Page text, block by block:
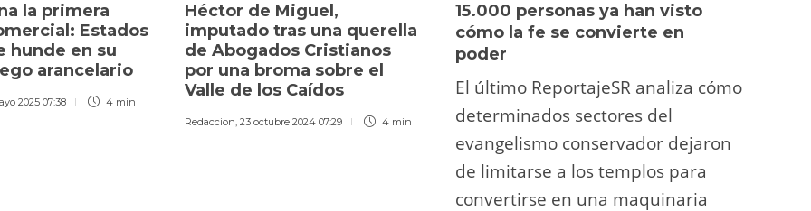
la primera
Estados
hunde en su
arancelario
2025 07:38 4 min
Héctor de Miguel,
imputado tras una querella
de Abogados Cristianos
por una broma sobre el
Valle de los Caídos
Redaccion, 23 octubre 2024 07:29 4 min
«Otegi ha acelerado el fin
de uno de los elementos
definitorios del régimen
Iglesias las palabras de
Otegi
Redaccion,24 octubre 2021 00:28 2 min
cuentas de
15.000 personas ya han visto
cómo la fe se convierte en
poder
El último ReportajeSR analiza cómo
determinados sectores del
evangelismo conservador dejaron
de limitarse a los templos para
convertirse en una maquinaria